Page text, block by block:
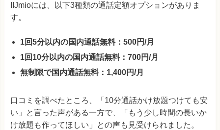
IIJmioには、以下3種類の通話定額オプションがありま
す。
1回5分以内の国内通話無料：500円/月
1回10分以内の国内通話無料：700円/月
無制限で国内通話無料：1,400円/月
口コミを調べたところ、「10分通話かけ放題つけても安
い」と言った声がある一方で、「もう少し時間の長いか
け放題も作ってほしい」との声も見受けられました。